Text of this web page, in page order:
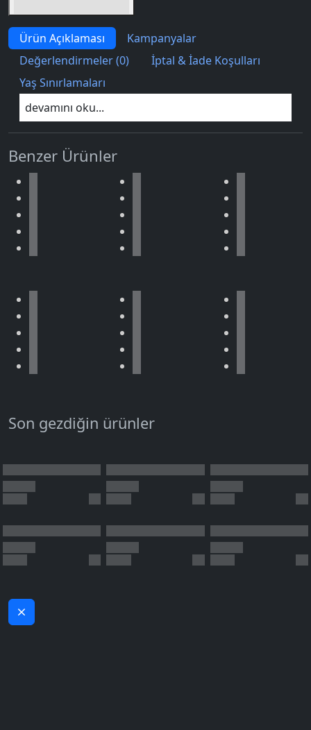
Ürün Açıklaması
Kampanyalar
Değerlendirmeler (0)
İptal & İade Koşulları
Yaş Sınırlamaları
devamını oku...
Benzer Ürünler
Son gezdiğin ürünler